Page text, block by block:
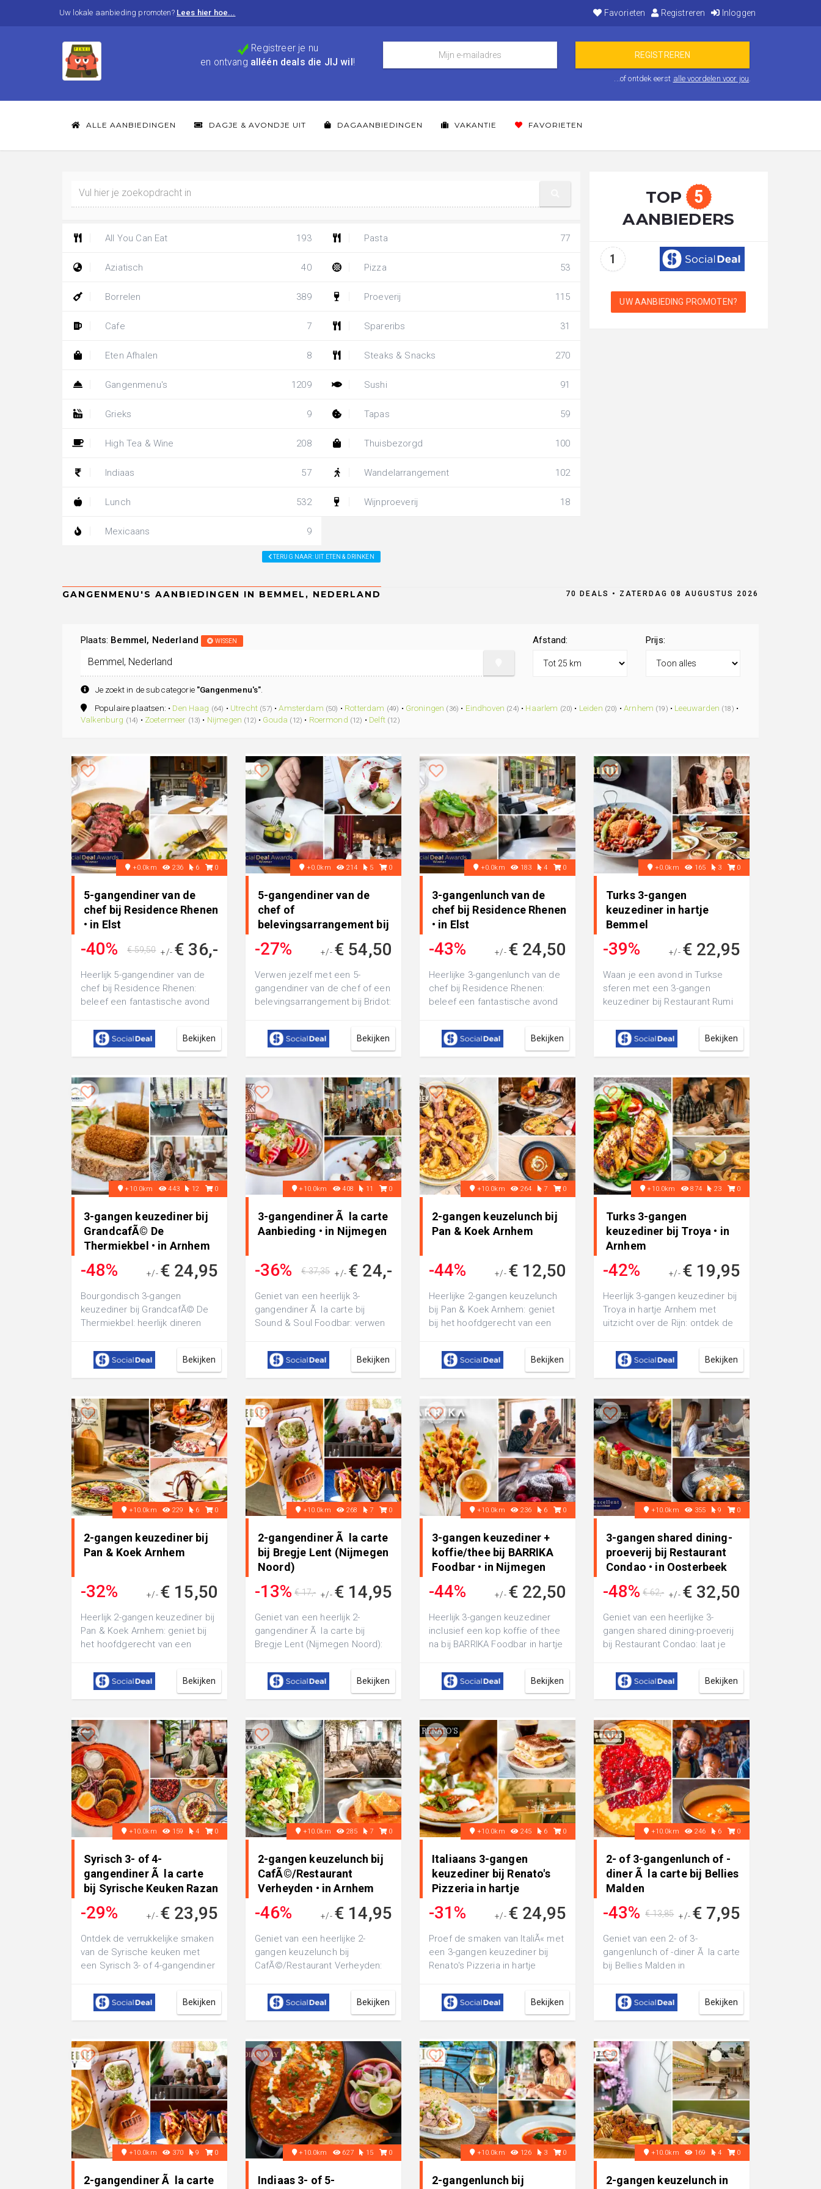
Uw lokale aanbieding promoten? Lees hier hoe... Favorieten Registreren Inloggen
Registreer je nu
en ontvang alléén deals die JIJ wil !
...of ontdek eerst alle voordelen voor jou.
ALLE AANBIEDINGEN DAGJE & AVONDJE UIT DAGAANBIEDINGEN VAKANTIE FAVORIETEN
All You Can Eat 193
Aziatisch 40
Borrelen 389
Cafe 7
Eten Afhalen 8
Gangenmenu's 1209
Grieks 9
High Tea & Wine 208
Indiaas 57
Lunch 532
Mexicaans 9
Pasta 77
Pizza 53
Proeverij 115
Spareribs 31
Steaks & Snacks 270
Sushi 91
Tapas 59
Thuisbezorgd 100
Wandelarrangement 102
Wijnproeverij 18
TERUG NAAR: UIT ETEN & DRINKEN
TOP 5
AANBIEDERS
1
UW AANBIEDING PROMOTEN?
70 DEALS • ZATERDAG 08 AUGUSTUS 2026
Plaats: Bemmel, Nederland WISSEN
Je zoekt in de subcategorie "Gangenmenu's"
Afstand: Prijs:
Populaire plaatsen: • Den Haag (64) • Utrecht (57) •Amsterdam (50) • Rotterdam (49) • Groningen (36) • Eindhoven (24) • Haarlem (20) • Leiden (20) •Arnhem (19) • Leeuwarden (18) •
Valkenburg (14) • Zoetermeer (13) • Nijmegen (12) • Gouda (12) • Roermond (12) • Delft (12)
+0.0km 236 6 0
5-gangendiner van de
chef bij Residence Rhenen
• in Elst
-40% +/- € 36,-
€ 59,50
Heerlijk 5-gangendiner van de
chef bij Residence Rhenen:
beleef een fantastische avond
het...
Bekijken
+0.0km 214 5 0
5-gangendiner van de
chef of
belevingsarrangement bij
-27% +/- € 54,50
Verwen jezelf met een 5-
gangendiner van de chef of een
belevingsarrangement bij Bridot:
een...
Bekijken
+0.0km 183 4 0
3-gangenlunch van de
chef bij Residence Rhenen
• in Elst
-43% +/- € 24,50
Heerlijke 3-gangenlunch van de
chef bij Residence Rhenen:
beleef een fantastische avond
he...
Bekijken
+0.0km 165 3 0
Turks 3-gangen
keuzediner in hartje
Bemmel
-39% +/- € 22,95
Waan je een avond in Turkse
sferen met een 3-gangen
keuzediner bij Restaurant Rumi
geniet bijvoo...
Bekijken
+10.0km 443 12 0
3-gangen keuzediner bij
GrandcafÃ© De
Thermiekbel • in Arnhem
-48% +/- € 24,95
Bourgondisch 3-gangen
keuzediner bij GrandcafÃ© De
Thermiekbel: heerlijk dineren
natuur van de Ve...
Bekijken
+10.0km 408 11 0
3-gangendiner Ã la carte
Aanbieding • in Nijmegen
-36% +/- € 24,-
€ 37,35
Geniet van een heerlijk 3-
gangendiner Ã la carte bij
Sound & Soul Foodbar: verwen
gerechten...
Bekijken
+10.0km 264 7 0
2-gangen keuzelunch bij
Pan & Koek Arnhem
-44% +/- € 12,50
Heerlijke 2-gangen keuzelunch
bij Pan & Koek Arnhem: geniet
bij het hoofdgerecht van een
ing...
Bekijken
+10.0km 874 23 0
Turks 3-gangen
keuzediner bij Troya • in
Arnhem
-42% +/- € 19,95
Heerlijk 3-gangen keuzediner bij
Troya in hartje Arnhem met
uitzicht over de Rijn: ontdek de
al...
Bekijken
+10.0km 229 6 0
2-gangen keuzediner bij
Pan & Koek Arnhem
-32% +/- € 15,50
Heerlijk 2-gangen keuzediner bij
Pan & Koek Arnhem: geniet bij
het hoofdgerecht van een
ingr...
Bekijken
+10.0km 268 7 0
2-gangendiner Ã la carte
bij Bregje Lent (Nijmegen
Noord)
-13% +/- € 14,95
€ 17,-
Geniet van een heerlijk 2-
gangendiner Ã la carte bij
Bregje Lent (Nijmegen Noord):
smakelijke avon...
Bekijken
+10.0km 236 6 0
3-gangen keuzediner +
koffie/thee bij BARRIKA
Foodbar • in Nijmegen
-44% +/- € 22,50
Heerlijk 3-gangen keuzediner
inclusief een kop koffie of thee
na bij BARRIKA Foodbar in hartje
Bekijken
+10.0km 355 9 0
3-gangen shared dining-
proeverij bij Restaurant
Condao • in Oosterbeek
-48% +/- € 32,50
€ 62,-
Geniet van een heerlijke 3-
gangen shared dining-proeverij
bij Restaurant Condao: laat je
gerechten...
Bekijken
+10.0km 159 4 0
Syrisch 3- of 4-
gangendiner Ã la carte
bij Syrische Keuken Razan
-29% +/- € 23,95
Ontdek de verrukkelijke smaken
van de Syrische keuken met
een Syrisch 3- of 4-gangendiner
Bekijken
+10.0km 285 7 0
2-gangen keuzelunch bij
CafÃ©/Restaurant
Verheyden • in Arnhem
-46% +/- € 14,95
Geniet van een heerlijke 2-
gangen keuzelunch bij
CafÃ©/Restaurant Verheyden:
binnenstad van Arnhem
Bekijken
+10.0km 245 6 0
Italiaans 3-gangen
keuzediner bij Renato's
Pizzeria in hartje
-31% +/- € 24,95
Proef de smaken van ItaliÃ« met
een 3-gangen keuzediner bij
Renato's Pizzeria in hartje
keuz...
Bekijken
+10.0km 246 6 0
2- of 3-gangenlunch of -
diner Ã la carte bij Bellies
Malden
-43% +/- € 7,95
€ 13,85
Geniet van een 2- of 3-
gangenlunch of -diner Ã la carte
bij Bellies Malden in
bijvoorbeeld de...
Bekijken
+10.0km 370 9 0
2-gangendiner Ã la carte
+10.0km 627 15 0
Indiaas 3- of 5-
+10.0km 126 3 0
2-gangenlunch bij
+10.0km 169 4 0
2-gangen keuzelunch in